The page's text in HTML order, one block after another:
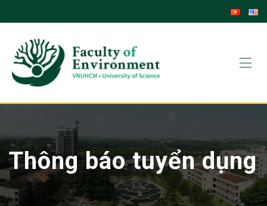
to
content
Thông báo tuyển dụng